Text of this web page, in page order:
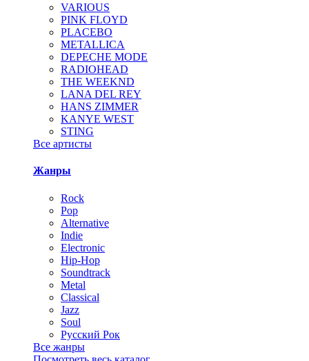
VARIOUS
PINK FLOYD
PLACEBO
METALLICA
DEPECHE MODE
RADIOHEAD
THE WEEKND
LANA DEL REY
HANS ZIMMER
KANYE WEST
STING
Все артисты
Жанры
Rock
Pop
Alternative
Indie
Electronic
Hip-Hop
Soundtrack
Metal
Classical
Jazz
Soul
Русский Рок
Все жанры